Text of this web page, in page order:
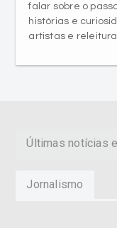
falar sobre o
histórias e
artistas e
Últimas notícias
Jornalismo